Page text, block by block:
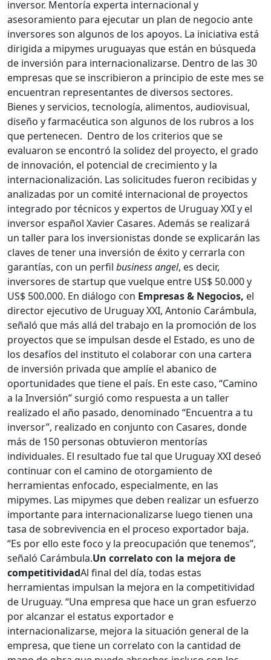
inversor. Mentoría experta internacional y
asesoramiento para ejecutar un plan de negocio ante
inversores son algunos de los apoyos. La iniciativa está
dirigida a mipymes uruguayas que están en búsqueda
de inversión para internacionalizarse. Dentro de las 30
empresas que se inscribieron a principio de este mes se
encuentran representantes de diversos sectores.
Bienes y servicios, tecnología, alimentos, audiovisual,
diseño y farmacéutica son algunos de los rubros a los
que pertenecen. Dentro de los criterios que se
evaluaron se encontró la solidez del proyecto, el grado
de innovación, el potencial de crecimiento y la
internacionalización. Las solicitudes fueron recibidas y
analizadas por un comité internacional de proyectos
integrado por técnicos y expertos de Uruguay XXI y el
inversor español Xavier Casares. Además se realizará
un taller para los inversionistas donde se explicarán las
claves de tener una inversión de éxito y cerrarla con
garantías, con un perfil business angel, es decir,
inversores de startup que vuelque entre US$ 50.000 y
US$ 500.000. En diálogo con Empresas & Negocios, el
director ejecutivo de Uruguay XXI, Antonio Carámbula,
señaló que más allá del trabajo en la promoción de los
proyectos que se impulsan desde el Estado, es uno de
los desafíos del instituto el colaborar con una cartera
de inversión privada que amplíe el abanico de
oportunidades que tiene el país. En este caso, “Camino
a la Inversión” surgió como respuesta a un taller
realizado el año pasado, denominado “Encuentra a tu
inversor”, realizado en conjunto con Casares, donde
más de 150 personas obtuvieron mentorías
individuales. El resultado fue tal que Uruguay XXI deseó
continuar con el camino de otorgamiento de
herramientas enfocado, especialmente, en las
mipymes. Las mipymes que deben realizar un esfuerzo
importante para internacionalizarse luego tienen una
tasa de sobrevivencia en el proceso exportador baja.
“Es por ello este foco y la preocupación que tenemos”,
señaló Carámbula.Un correlato con la mejora de
competitividadAl final del día, todas estas
herramientas impulsan la mejora en la competitividad
de Uruguay. “Una empresa que hace un gran esfuerzo
por alcanzar el estatus exportador e
internacionalizarse, mejora la situación general de la
empresa, que tiene un correlato con la cantidad de